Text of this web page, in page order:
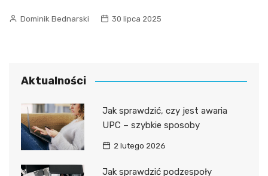
Dominik Bednarski 30 lipca 2025
Aktualności
Jak sprawdzić, czy jest awaria
UPC – szybkie sposoby
2 lutego 2026
Jak sprawdzić podzespoły